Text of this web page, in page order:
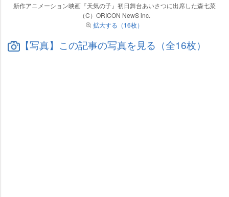
新作アニメーション映画『天気の子』初日舞台あいさつに出席した森七菜
（C）ORICON NewS inc.
拡大する（16枚）
【写真】この記事の写真を見る（全16枚）